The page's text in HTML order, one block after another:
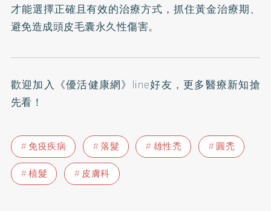
才能選擇正確且有效的治療方式，抓住黃金治療期、
避免造成頭皮毛囊永久性傷害。
歡迎加入 《優活健康網》line好友 ，更多醫療新知搶
先看！
免疫疾病 落髮 雄性禿
圓禿
植髮
皮膚科